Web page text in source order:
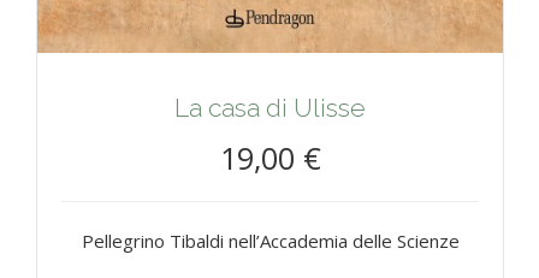
La casa di Ulisse
19,00 €
Pellegrino Tibaldi nell’Accademia delle Scienze